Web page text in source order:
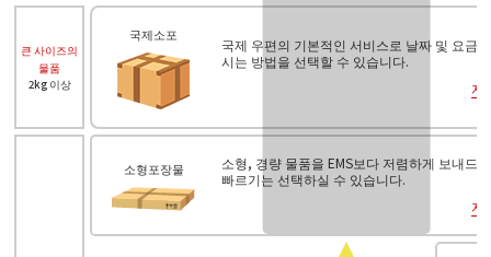
큰 사이즈의
물품
2kg 이상
국제소포
국제 우편의 기본적인 서비스로 날짜 및 요금
시는 방법을 선택할 수 있습니다.
자
소형포장물
소형, 경량 물품을 EMS보다 저렴하게 보내드
빠르기는 선택하실 수 있습니다.
자